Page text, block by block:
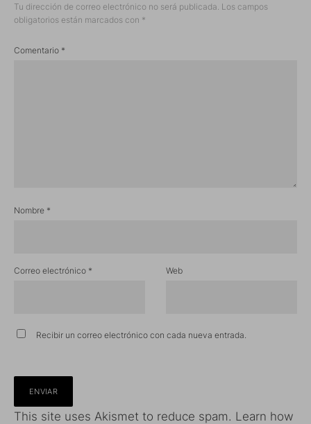
Tu dirección de correo electrónico no será publicada. Los campos
obligatorios están marcados con *
Comentario *
Nombre *
Correo electrónico * Web
Recibir un correo electrónico con cada nueva entrada.
This site uses Akismet to reduce spam. Learn how